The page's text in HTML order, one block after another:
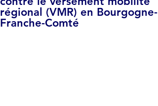
régional (VMR) en Bourgogne-
Franche-Comté